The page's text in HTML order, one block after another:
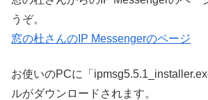
うぞ。
窓の杜さんのIP Messengerのページ
お使いのPCに「
ルがダウンロードされます。